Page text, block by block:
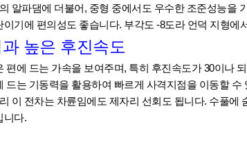
알파댐에 더불어, 중형 중에서도 우수한 조준성능을
기에 편의성도 좋습니다. 부각도 -8도라 언덕 지형에
높은 후진속도
편에 드는 가속을 보여주며, 특히 후진속도가 30이나
드는 기동력을 활용하여 빠르게 사격지점을 이동할 수
이 전차는 차륜임에도 제자리 선회도 됩니다. 수풀에
니다.